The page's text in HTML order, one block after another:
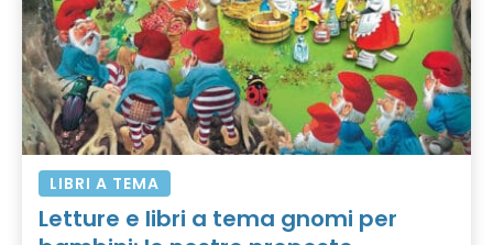
LIBRI A TEMA
Letture e libri a tema gnomi per